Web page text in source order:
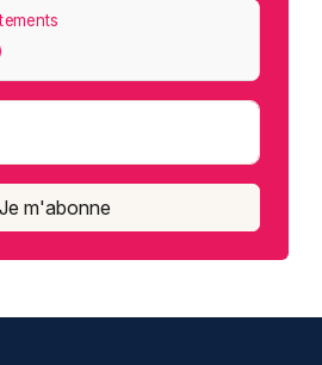
Je m'abonne